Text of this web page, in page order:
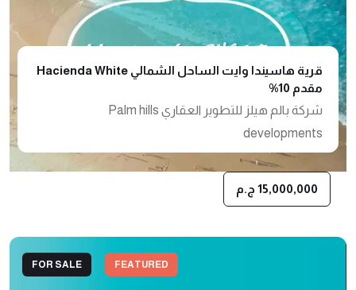
15,000,000 ج.م
قرية هاسيندا وايت الساحل الشمالي Hacienda White
مقدم 10%
شركة بالم هيلز للتطوير العقاري Palm hills
developments
FEATURED
FOR SALE